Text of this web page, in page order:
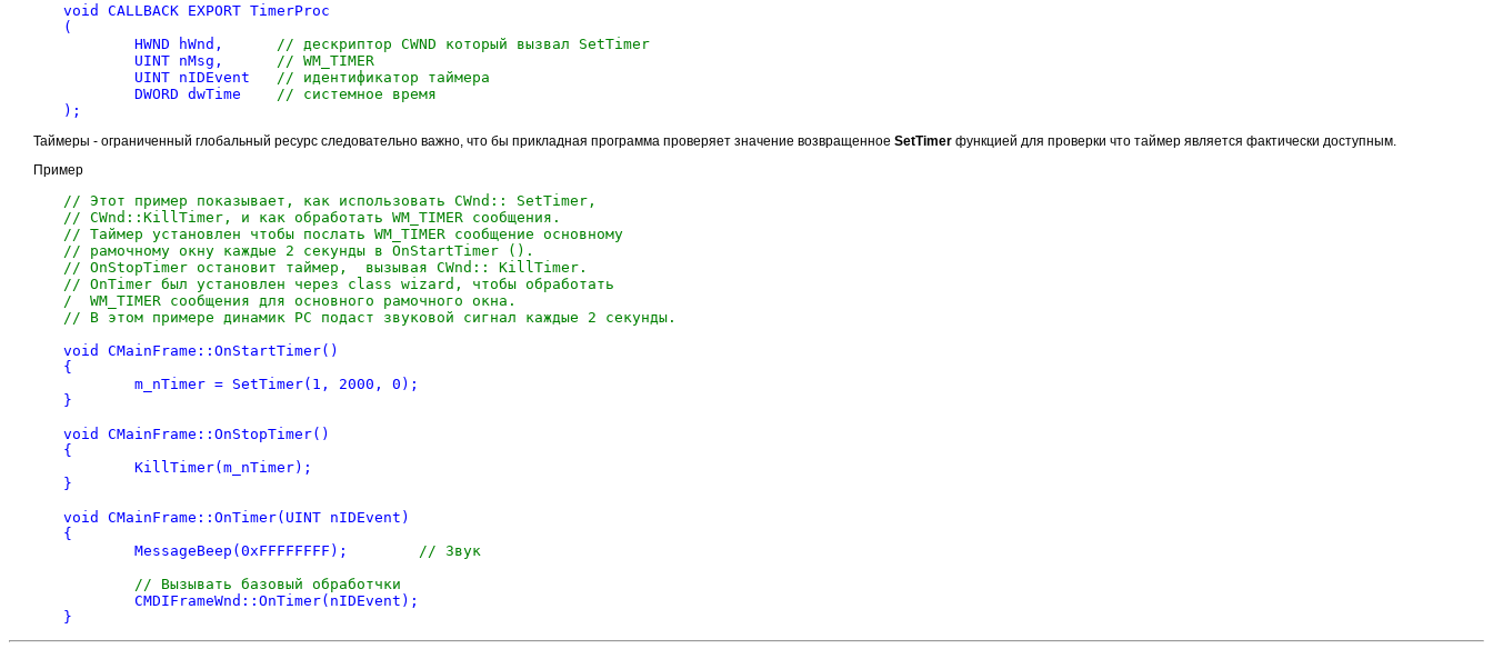
void CALLBACK EXPORT TimerProc
(
// дескриптор CWND который вызвал SetTimer
// WM_TIMER
// идентификатор таймера
// системное время
Таймеры - ограниченный глобальный ресурс следовательно важно, что бы прикладная программа проверяет значение возвращенное SetTimer функцией для проверки что таймер является фактически доступным.
Пример
// Этот пример показывает, как использовать CWnd:: SetTimer,
// CWnd::KillTimer, и как обработать WM_TIMER сообщения.
// Таймер установлен чтобы послать WM_TIMER сообщение основному
// рамочному окну каждые 2 секунды в OnStartTimer ().
// OnStopTimer остановит таймер,  вызывая CWnd:: KillTimer.
// OnTimer был установлен через class wizard, чтобы обработать
/  WM_TIMER сообщения для основного рамочного окна.
// В этом примере динамик PC подаст звуковой сигнал каждые 2 секунды.
void CMainFrame::OnStartTimer()
{
}
void CMainFrame::OnStopTimer()
{
}
void CMainFrame::OnTimer(UINT nIDEvent)
{
// Звук
// Вызывать базовый обработчки